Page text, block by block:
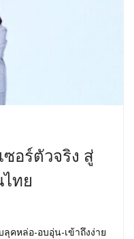
อร์ตัวจริง สู่
ทย
ลุคหล่อ-อบอุ่น-เข้าถึงง่าย